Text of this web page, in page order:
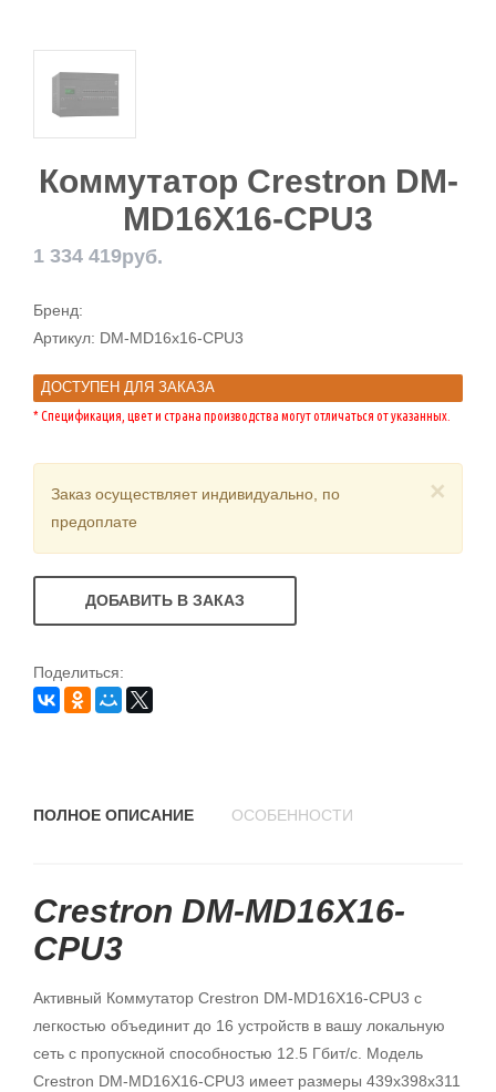
Коммутатор Crestron DM-
MD16X16-CPU3
1 334 419руб.
Бренд:
Артикул: DM-MD16x16-CPU3
ДОСТУПЕН ДЛЯ ЗАКАЗА
* Спецификация, цвет и страна производства могут отличаться от указанных.
×
Заказ осуществляет индивидуально, по
предоплате
ДОБАВИТЬ В ЗАКАЗ
Поделиться:
ПОЛНОЕ ОПИСАНИЕ ОСОБЕННОСТИ
Crestron DM-MD16X16-
CPU3
Активный Коммутатор Crestron DM-MD16X16-CPU3 с
легкостью объединит до 16 устройств в вашу локальную
сеть с пропускной способностью 12.5 Гбит/с. Модель
Crestron DM-MD16X16-CPU3 имеет размеры 439x398x311